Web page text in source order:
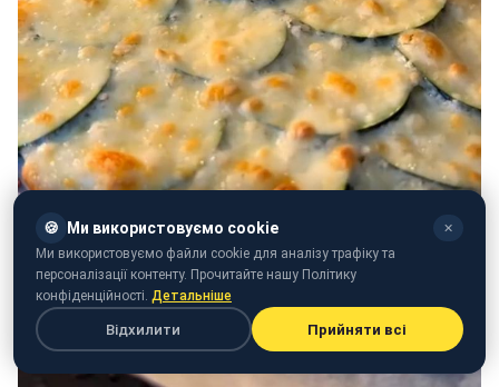
🍪 Ми використовуємо cookie ✕
Ми використовуємо файли cookie для аналізу трафіку та
персоналізації контенту. Прочитайте нашу Політику
конфіденційності. Детальніше
Відхилити Прийняти всі